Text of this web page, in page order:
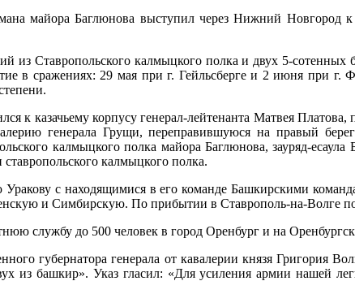
майора Баглюнова выступил через Нижний
из Ставропольского калмыцкого полка и двух 5-
в сражениях: 29 мая при г. Гейльсберге и 2 июня при г.
к казачьему корпусу генерал-лейтенанта Матвея
генерала Грущи, переправившуюся на правый
калмыцкого полка майора Баглюнова, зауряд-
калмыцкого полка.
с находящимися в его команде Башкирскими
и Симбирскую. По прибытии в Ставрополь-на-Волге
службу до 500 человек в город Оренбург и на
губернатора генерала от кавалерии князя
из башкир». Указ гласил: «Для усиления армии нашей